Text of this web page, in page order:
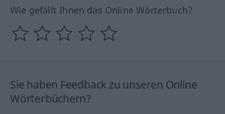
Wie gefällt Ihnen das Online Wörterbuch?
Sie haben Feedback zu unseren Online
Wörterbüchern?